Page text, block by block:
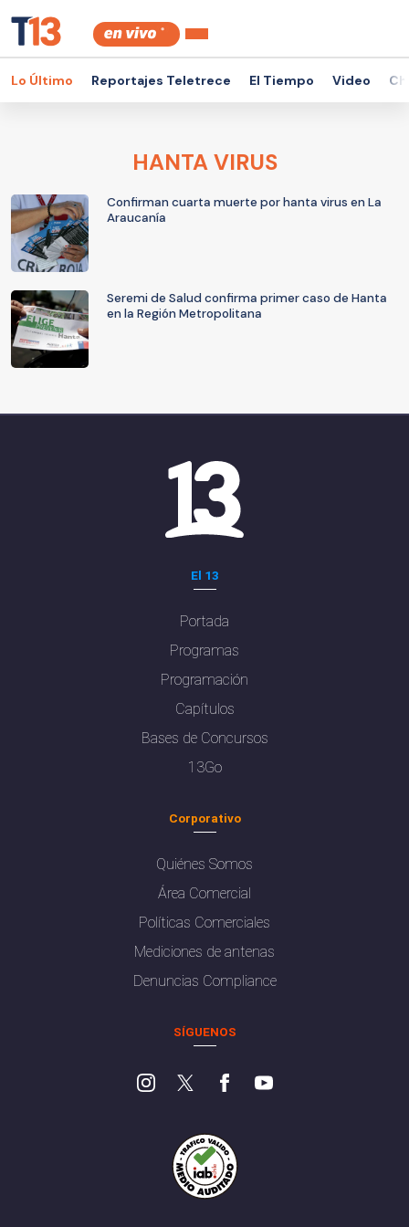
Lo Último Reportajes Teletrece El Tiempo Video
HANTA VIRUS
Confirman cuarta muerte por hanta virus en La
Araucanía
Seremi de Salud confirma primer caso de Hanta
en la Región Metropolitana
El 13
Portada
Programas
Programación
Capítulos
Bases de Concursos
13Go
Corporativo
Quiénes Somos
Área Comercial
Políticas Comerciales
Mediciones de antenas
Denuncias Compliance
SÍGUENOS